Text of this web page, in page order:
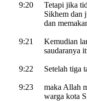
9:20
Tetapi jika
Sikhem dan
dan
9:21
Kemudian
saudaranya
9:22 Setelah tiga
9:23
maka Allah
warga kota